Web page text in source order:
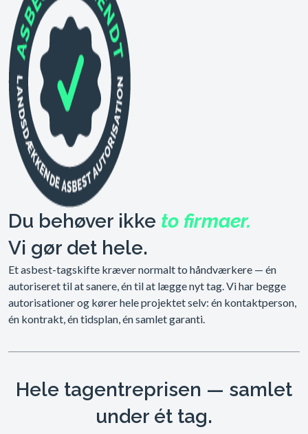
Du behøver ikke to firmaer.
Vi gør det hele.
Et asbest-tagskifte kræver normalt to håndværkere — én
autoriseret til at sanere, én til at lægge nyt tag. Vi har begge
autorisationer og kører hele projektet selv: én kontaktperson,
én kontrakt, én tidsplan, én samlet garanti.
Hele tagentreprisen — samlet
under ét tag.